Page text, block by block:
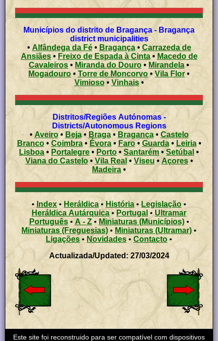
Municípios do distrito de Bragança - Bragança
district municipalities
• Alfândega da Fé• Bragança• Carrazeda de
Ansiães• Freixo de Espada à Cinta• Macedo de
Cavaleiros • Miranda do Douro• Mirandela•
Mogadouro • Torre de Moncorvo •Vila Flor •
Vimioso• Vinhais•
Distritos/Regiões Autónomas -
Districts/Autonomous Regions
• Aveiro• Beja• Braga• Bragança• Castelo
Branco•Coimbra• Évora• Faro• Guarda• Leiria•
Lisboa • Portalegre • Porto • Santarém • Setúbal •
Viana do Castelo• Vila Real • Viseu • Açores •
Madeira •
• Index • Heráldica •História • Legislação •
Heráldica Autárquica • Portugal •Ultramar
Português• A - Z• Miniaturas (Municípios)•
Miniaturas (Freguesias) • Miniaturas (Ultramar) •
Ligações • Novidades • Contacto •
Actualizada/Updated: 27/03/2024
Este site foi reconstruido para ser compatível com dispositivos